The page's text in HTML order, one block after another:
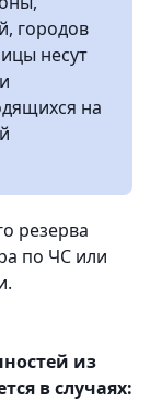
городов
несут
на
резерва
по ЧС или
из
в случаях: